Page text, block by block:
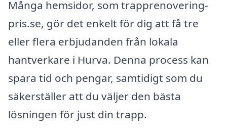
Många hemsidor, som trapprenovering-
pris.se, gör det enkelt för dig att få tre
eller flera erbjudanden från lokala
hantverkare i Hurva. Denna process kan
spara tid och pengar, samtidigt som du
säkerställer att du väljer den bästa
lösningen för just din trapp.